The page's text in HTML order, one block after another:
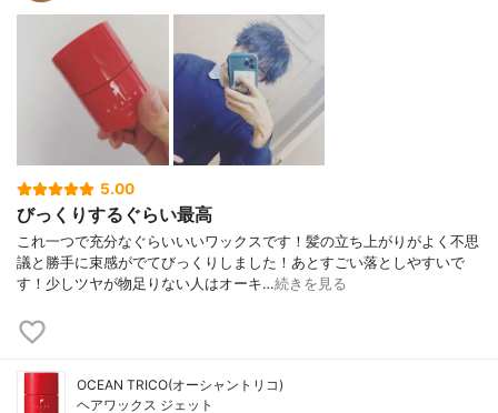
5.00
びっくりするぐらい最高
これ一つで充分なぐらいいいワックスです！髪の立ち上がりがよく不思
議と勝手に束感がでてびっくりしました！あとすごい落としやすいで
す！少しツヤが物足りない人はオーキ…続きを見る
OCEAN TRICO(オーシャントリコ)
ヘアワックス ジェット